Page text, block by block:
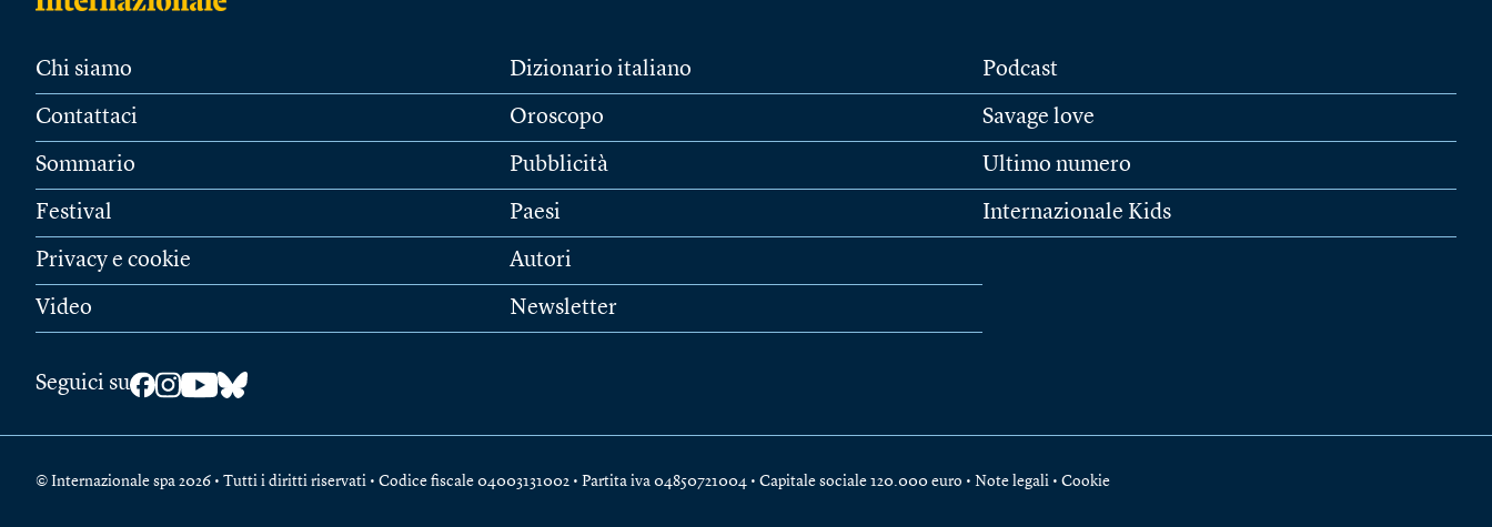
Chi siamo
Contattaci
Sommario
Festival
Privacy e cookie
Video
Dizionario italiano
Oroscopo
Pubblicità
Paesi
Autori
Newsletter
Podcast
Savage love
Ultimo numero
Internazionale Kids
Seguici su
© Internazionale spa 2026 • Tutti i diritti riservati • Codice fiscale 04003131002 • Partita iva 04850721004 • Capitale sociale 120.000 euro • Note legali • Cookie